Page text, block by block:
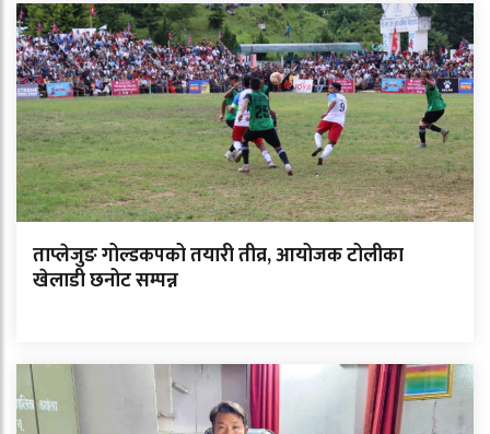
ताप्लेजुङ गोल्डकपको तयारी तीव्र, आयोजक टोलीका
खेलाडी छनोट सम्पन्न